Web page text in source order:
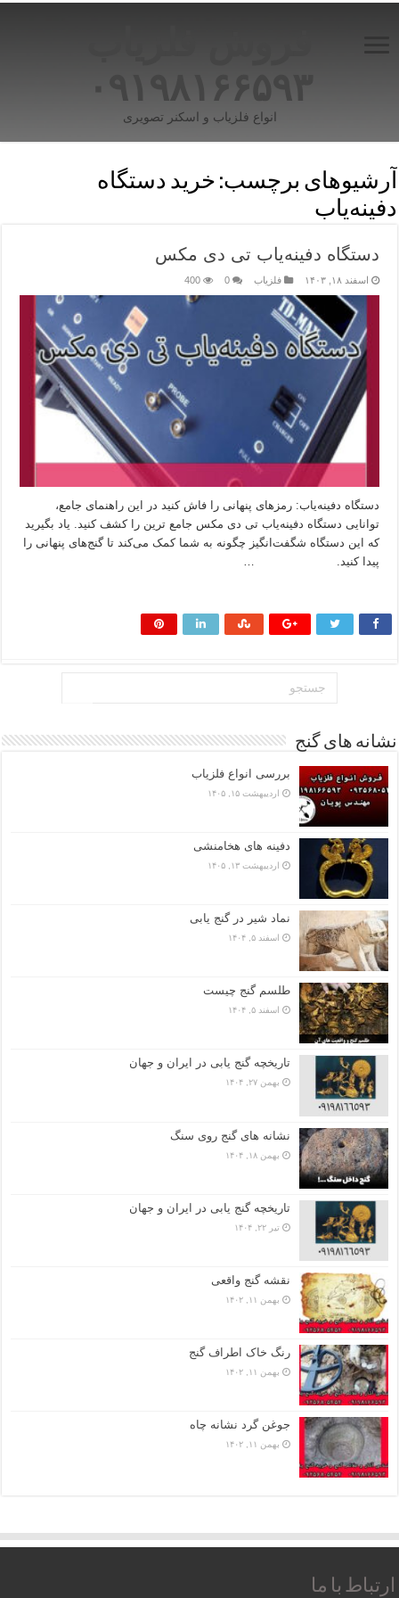
۰۹۱۹۸۱۶۶۵۹۳
انواع فلزیاب و اسکنر تصویری
آرشیوهای برچسب: خرید دستگاه
دفینه‌یاب
دستگاه دفینه‌یاب تی دی مکس
اسفند ۱۸, ۱۴۰۳ فلزیاب 0
400
دستگاه دفینه‌یاب: رمزهای پنهانی را فاش کنید در این راهنمای جامع،
توانایی دستگاه دفینه‌یاب تی دی مکس جامع ترین را کشف کنید. یاد بگیرید
که این دستگاه شگفت‌انگیز چگونه به شما کمک می‌کند تا گنج‌های پنهانی را
پیدا کنید. …
نشانه های گنج
بررسی انواع فلزیاب
اردیبهشت ۱۵, ۱۴۰۵
دفینه های هخامنشی
اردیبهشت ۱۳, ۱۴۰۵
نماد شیر در گنج یابی
اسفند ۵, ۱۴۰۴
طلسم گنج چیست
اسفند ۵, ۱۴۰۴
تاریخچه گنج‌ یابی در ایران و جهان
بهمن ۲۷, ۱۴۰۴
نشانه های گنج روی سنگ
بهمن ۱۸, ۱۴۰۴
تاریخچه گنج‌ یابی در ایران و جهان
تیر ۲۲, ۱۴۰۴
نقشه گنج واقعی
بهمن ۱۱, ۱۴۰۲
رنگ خاک اطراف گنج
بهمن ۱۱, ۱۴۰۲
جوغن گرد نشانه چاه
بهمن ۱۱, ۱۴۰۲
ارتباط با ما